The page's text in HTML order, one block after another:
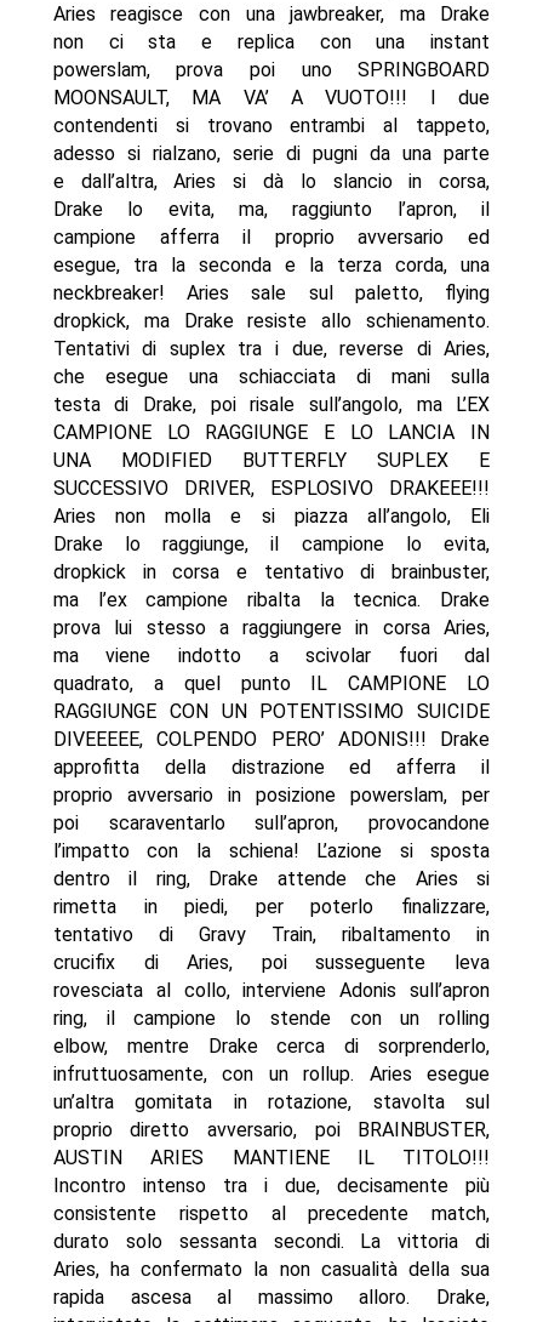
Aries reagisce con una jawbreaker, ma Drake
non ci sta e replica con una instant
powerslam, prova poi uno SPRINGBOARD
MOONSAULT, MA VA’ A VUOTO!!! I due
contendenti si trovano entrambi al tappeto,
adesso si rialzano, serie di pugni da una parte
e dall’altra, Aries si dà lo slancio in corsa,
Drake lo evita, ma, raggiunto l’apron, il
campione afferra il proprio avversario ed
esegue, tra la seconda e la terza corda, una
neckbreaker! Aries sale sul paletto, flying
dropkick, ma Drake resiste allo schienamento.
Tentativi di suplex tra i due, reverse di Aries,
che esegue una schiacciata di mani sulla
testa di Drake, poi risale sull’angolo, ma L’EX
CAMPIONE LO RAGGIUNGE E LO LANCIA IN
UNA MODIFIED BUTTERFLY SUPLEX E
SUCCESSIVO DRIVER, ESPLOSIVO DRAKEEE!!!
Aries non molla e si piazza all’angolo, Eli
Drake lo raggiunge, il campione lo evita,
dropkick in corsa e tentativo di brainbuster,
ma l’ex campione ribalta la tecnica. Drake
prova lui stesso a raggiungere in corsa Aries,
ma viene indotto a scivolar fuori dal
quadrato, a quel punto IL CAMPIONE LO
RAGGIUNGE CON UN POTENTISSIMO SUICIDE
DIVEEEEE, COLPENDO PERO’ ADONIS!!! Drake
approfitta della distrazione ed afferra il
proprio avversario in posizione powerslam, per
poi scaraventarlo sull’apron, provocandone
l’impatto con la schiena! L’azione si sposta
dentro il ring, Drake attende che Aries si
rimetta in piedi, per poterlo finalizzare,
tentativo di Gravy Train, ribaltamento in
crucifix di Aries, poi susseguente leva
rovesciata al collo, interviene Adonis sull’apron
ring, il campione lo stende con un rolling
elbow, mentre Drake cerca di sorprenderlo,
infruttuosamente, con un rollup. Aries esegue
un’altra gomitata in rotazione, stavolta sul
proprio diretto avversario, poi BRAINBUSTER,
AUSTIN ARIES MANTIENE IL TITOLO!!!
Incontro intenso tra i due, decisamente più
consistente rispetto al precedente match,
durato solo sessanta secondi. La vittoria di
Aries, ha confermato la non casualità della sua
rapida ascesa al massimo alloro. Drake,